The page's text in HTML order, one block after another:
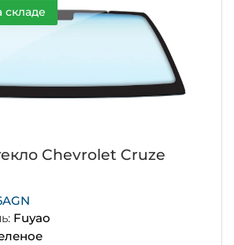
Chevrolet Cruze
Fuyao